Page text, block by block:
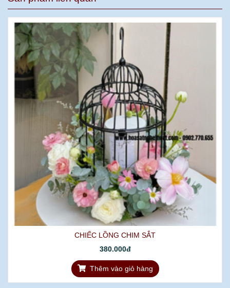
CHIẾC LỒNG CHIM SẮT
380.000đ
Thêm vào giỏ hàng